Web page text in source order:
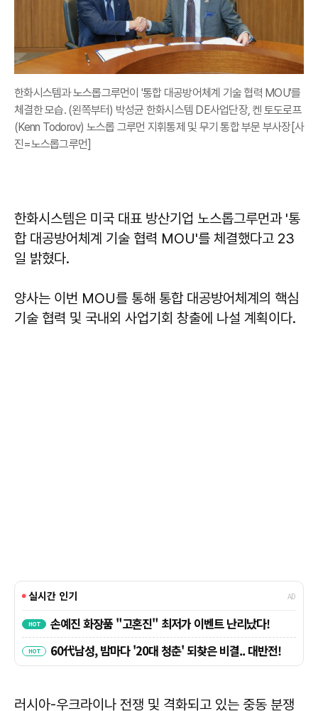
한화시스템과 노스롭그루먼이 '통합 대공방어체계 기술 협력 MOU'를
체결한 모습. (왼쪽부터) 박성균 한화시스템 DE사업단장, 켄 토도로프
(Kenn Todorov) 노스롭 그루먼 지휘통제 및 무기 통합 부문 부사장[사
진=노스롭그루먼]
한화시스템은 미국 대표 방산기업 노스롭그루먼과 '통
합 대공방어체계 기술 협력 MOU'를 체결했다고 23
일 밝혔다.
양사는 이번 MOU를 통해 통합 대공방어체계의 핵심
기술 협력 및 국내외 사업기회 창출에 나설 계획이다.
러시아-우크라이나 전쟁 및 격화되고 있는 중동 분쟁